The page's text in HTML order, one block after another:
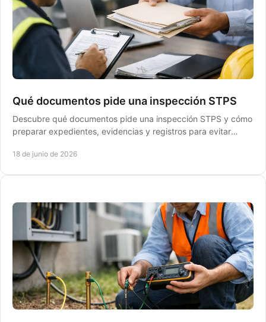
Qué documentos pide una inspección STPS
Descubre qué documentos pide una inspección STPS y cómo
preparar expedientes, evidencias y registros para evitar
18 de junio de 2026